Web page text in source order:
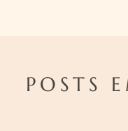
POSTS